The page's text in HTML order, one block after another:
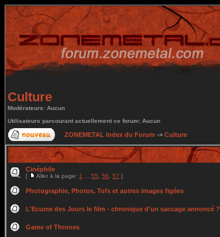
Culture
Modérateurs: Aucun
Utilisateurs parcourant actuellement ce forum: Aucun
ZONEMETAL Index du Forum -> Culture
Cinéphile
[ Aller à la page: 1 55 56 57 ]
Photographie, Photos, Tofs et autres images figées
L'Ecume des Jours le film - chronique d'un saccage annoncé ?
Game of Thrones